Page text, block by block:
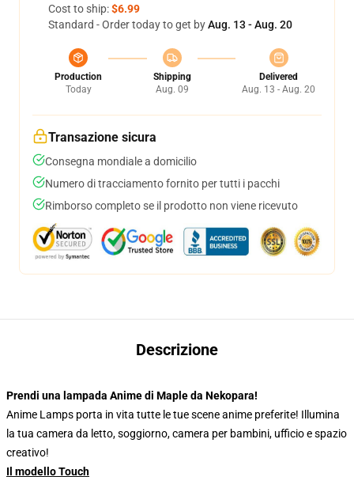
Cost to ship:$6.99
Standard - Order today to get byAug. 13 - Aug. 20
Production
Today
Shipping
Aug. 09
Delivered
Aug. 13 - Aug. 20
Transazione sicura
Consegna mondiale a domicilio
Numero di tracciamento fornito per tutti i pacchi
Rimborso completo se il prodotto non viene ricevuto
Descrizione
Prendi una lampada Anime di Maple da Nekopara!
Anime Lamps porta in vita tutte le tue scene anime preferite! Illumina
la tua camera da letto, soggiorno, camera per bambini, ufficio e spazio
creativo!
Il modello Touch